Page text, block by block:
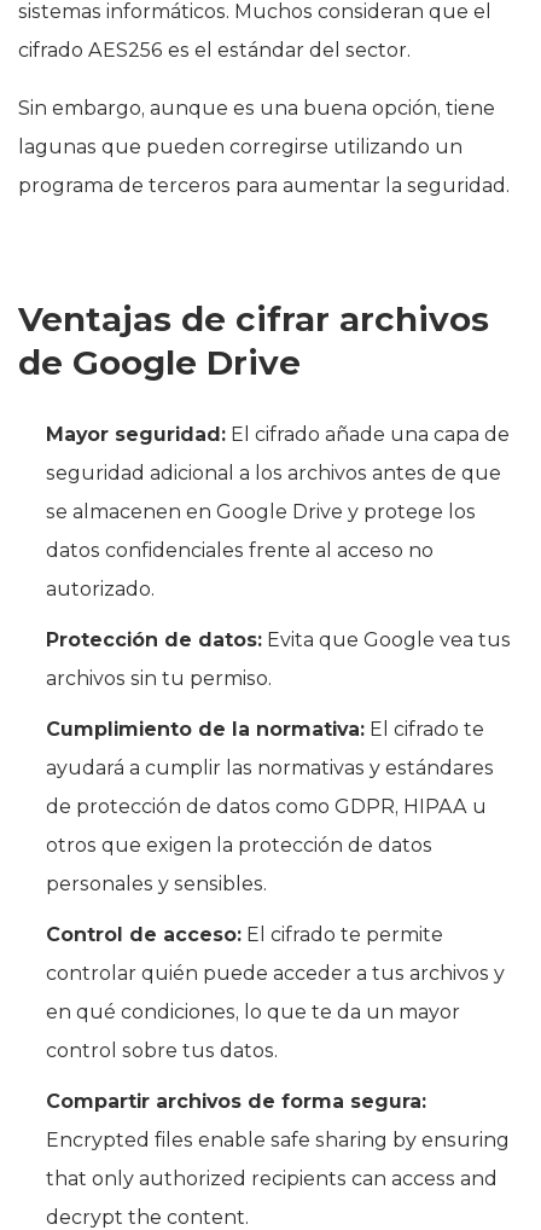
sistemas informáticos. Muchos consideran que el
cifrado AES256 es el estándar del sector.
Sin embargo, aunque es una buena opción, tiene
lagunas que pueden corregirse utilizando un
programa de terceros para aumentar la seguridad.
Ventajas de cifrar archivos
de Google Drive
Mayor seguridad: El cifrado añade una capa de
seguridad adicional a los archivos antes de que
se almacenen en Google Drive y protege los
datos confidenciales frente al acceso no
autorizado.
Protección de datos: Evita que Google vea tus
archivos sin tu permiso.
Cumplimiento de la normativa: El cifrado te
ayudará a cumplir las normativas y estándares
de protección de datos como GDPR, HIPAA u
otros que exigen la protección de datos
personales y sensibles.
Control de acceso: El cifrado te permite
controlar quién puede acceder a tus archivos y
en qué condiciones, lo que te da un mayor
control sobre tus datos.
Compartir archivos de forma segura:
Encrypted files enable safe sharing by ensuring
that only authorized recipients can access and
decrypt the content.